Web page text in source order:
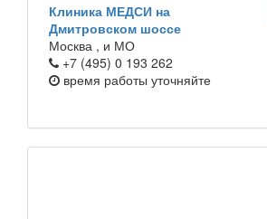
Клиника МЕДСИ на
Дмитровском шоссе
Москва , и МО
+7 (495) 0 193 262
время работы уточняйте